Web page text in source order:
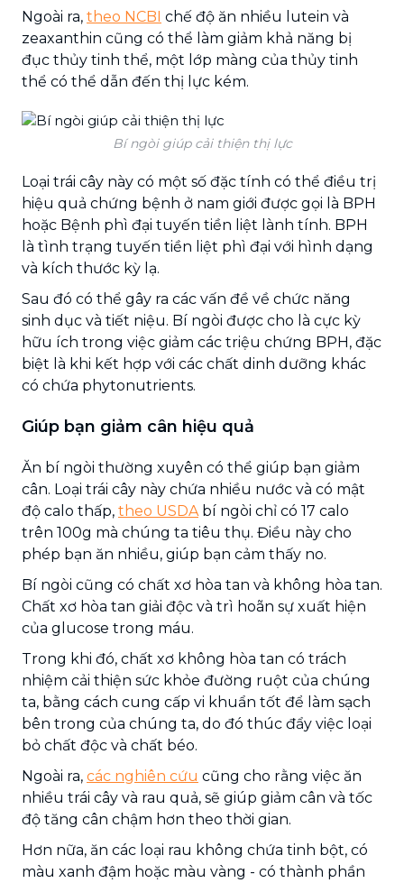
Ngoài ra, theo NCBI chế độ ăn nhiều lutein và
zeaxanthin cũng có thể làm giảm khả năng bị
đục thủy tinh thể, một lớp màng của thủy tinh
thể có thể dẫn đến thị lực kém.
Bí ngòi giúp cải thiện thị lực
Loại trái cây này có một số đặc tính có thể điều trị
hiệu quả chứng bệnh ở nam giới được gọi là BPH
hoặc Bệnh phì đại tuyến tiền liệt lành tính. BPH
là tình trạng tuyến tiền liệt phì đại với hình dạng
và kích thước kỳ lạ.
Sau đó có thể gây ra các vấn đề về chức năng
sinh dục và tiết niệu. Bí ngòi được cho là cực kỳ
hữu ích trong việc giảm các triệu chứng BPH, đặc
biệt là khi kết hợp với các chất dinh dưỡng khác
có chứa phytonutrients.
Giúp bạn giảm cân hiệu quả
Ăn bí ngòi thường xuyên có thể giúp bạn giảm
cân. Loại trái cây này chứa nhiều nước và có mật
độ calo thấp, theo USDA bí ngòi chỉ có 17 calo
trên 100g mà chúng ta tiêu thụ. Điều này cho
phép bạn ăn nhiều, giúp bạn cảm thấy no.
Bí ngòi cũng có chất xơ hòa tan và không hòa tan.
Chất xơ hòa tan giải độc và trì hoãn sự xuất hiện
của glucose trong máu.
Trong khi đó, chất xơ không hòa tan có trách
nhiệm cải thiện sức khỏe đường ruột của chúng
ta, bằng cách cung cấp vi khuẩn tốt để làm sạch
bên trong của chúng ta, do đó thúc đẩy việc loại
bỏ chất độc và chất béo.
Ngoài ra, các nghiên cứu cũng cho rằng việc ăn
nhiều trái cây và rau quả, sẽ giúp giảm cân và tốc
độ tăng cân chậm hơn theo thời gian.
Hơn nữa, ăn các loại rau không chứa tinh bột, có
màu xanh đậm hoặc màu vàng - có thành phần